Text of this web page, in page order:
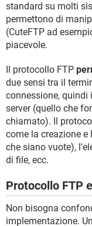
standard su molti
permettono di
(CuteFTP ad
piacevole.
Il protocollo FTP
due sensi tra il
connessione, quindi
server (quello che
chiamato). Il
come la creazione
che siano vuote),
di file, ecc.
Protocollo FTP
Non bisogna
implementazione.